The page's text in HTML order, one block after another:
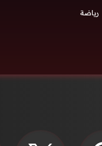
رياضة